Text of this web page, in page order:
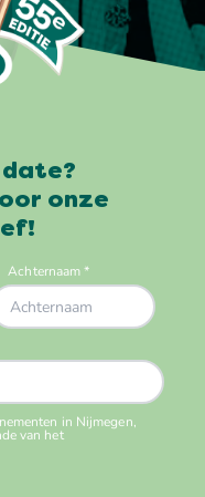
date?
onze